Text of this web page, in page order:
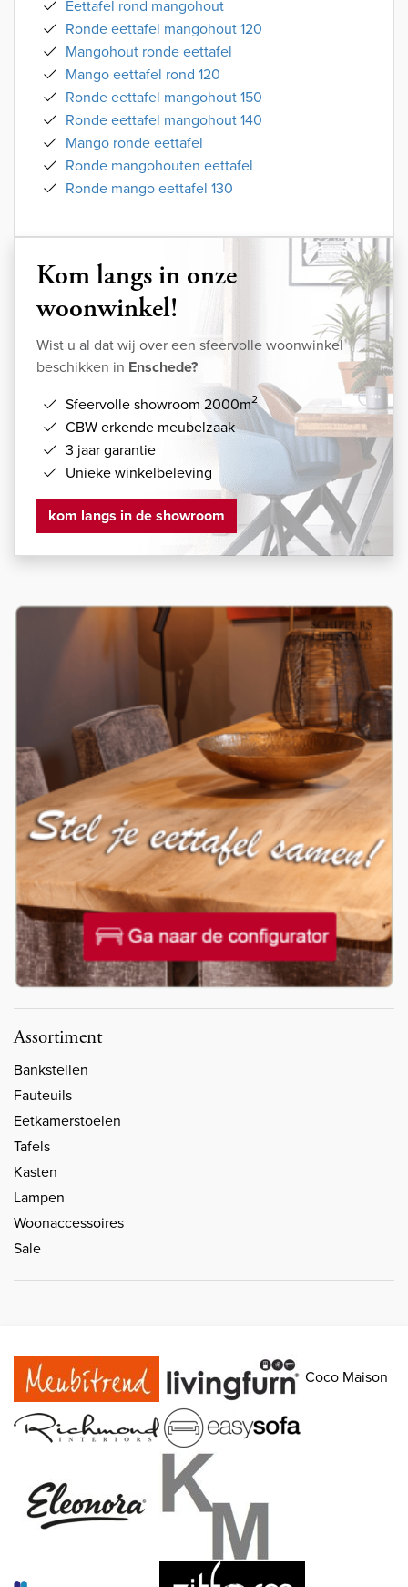
Assortiment
Bankstellen
Fauteuils
Eetkamerstoelen
Tafels
Kasten
Lampen
Woonaccessoires
Sale
Eettafel rond mangohout
Ronde eettafel mangohout 120
Mangohout ronde eettafel
Mango eettafel rond 120
Ronde eettafel mangohout 150
Ronde eettafel mangohout 140
Mango ronde eettafel
Ronde mangohouten eettafel
Ronde mango eettafel 130
Kom langs in onze
woonwinkel!
Wist u al dat wij over een sfeervolle woonwinkel
beschikken in Enschede?
Sfeervolle showroom 2000m2
CBW erkende meubelzaak
3 jaar garantie
Unieke winkelbeleving
kom langs in de showroom
Coco Maison